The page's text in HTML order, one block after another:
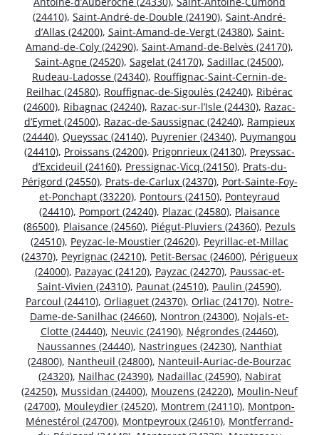
(24410), Saint-André-de-Double (24190), Saint-André-
d’Allas (24200), Saint-Amand-de-Vergt (24380), Saint-
Amand-de-Coly (24290), Saint-Amand-de-Belvès (24170),
Saint-Agne (24520), Sagelat (24170), Sadillac (24500),
Rudeau-Ladosse (24340), Rouffignac-Saint-Cernin-de-
Reilhac (24580), Rouffignac-de-Sigoulès (24240), Ribérac
(24600), Ribagnac (24240), Razac-sur-l’Isle (24430), Razac-
d’Eymet (24500), Razac-de-Saussignac (24240), Rampieux
(24440), Queyssac (24140), Puyrenier (24340), Puymangou
(24410), Proissans (24200), Prigonrieux (24130), Preyssac-
d’Excideuil (24160), Pressignac-Vicq (24150), Prats-du-
Périgord (24550), Prats-de-Carlux (24370), Port-Sainte-Foy-
et-Ponchapt (33220), Pontours (24150), Ponteyraud
(24410), Pomport (24240), Plazac (24580), Plaisance
(86500), Plaisance (24560), Piégut-Pluviers (24360), Pezuls
(24510), Peyzac-le-Moustier (24620), Peyrillac-et-Millac
(24370), Peyrignac (24210), Petit-Bersac (24600), Périgueux
(24000), Pazayac (24120), Payzac (24270), Paussac-et-
Saint-Vivien (24310), Paunat (24510), Paulin (24590),
Parcoul (24410), Orliaguet (24370), Orliac (24170), Notre-
Dame-de-Sanilhac (24660), Nontron (24300), Nojals-et-
Clotte (24440), Neuvic (24190), Négrondes (24460),
Naussannes (24440), Nastringues (24230), Nanthiat
(24800), Nantheuil (24800), Nanteuil-Auriac-de-Bourzac
(24320), Nailhac (24390), Nadaillac (24590), Nabirat
(24250), Mussidan (24400), Mouzens (24220), Moulin-Neuf
(24700), Mouleydier (24520), Montrem (24110), Montpon-
Ménestérol (24700), Montpeyroux (24610), Montferrand-